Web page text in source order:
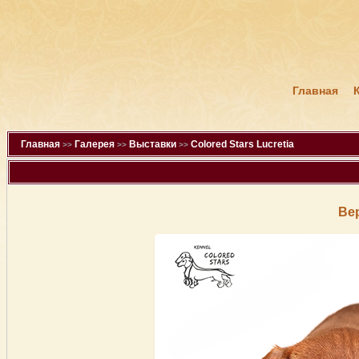
Главная
Главная >> Галерея >> Выставки >> Colored Stars Lucretia